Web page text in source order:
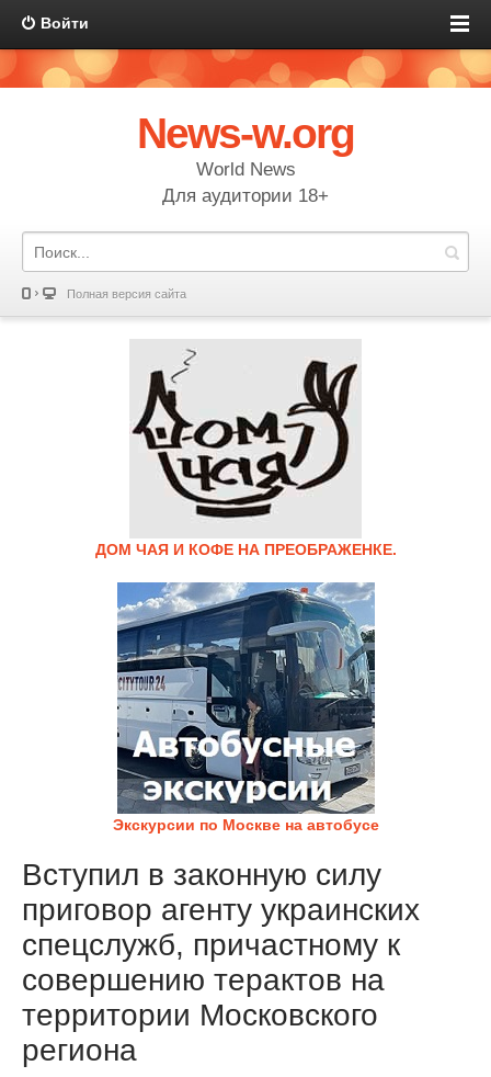
Войти
News-w.org
World News
Для аудитории 18+
Полная версия сайта
ДОМ ЧАЯ И КОФЕ НА ПРЕОБРАЖЕНКЕ.
Экскурсии по Москве на автобусе
Вступил в законную силу
приговор агенту украинских
спецслужб, причастному к
совершению терактов на
территории Московского
региона